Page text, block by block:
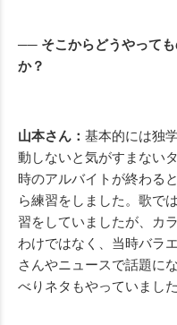
── そこからどうやって
か？
山本さん： 基本的には独
動しないと気がすまない
時のアルバイトが終わる
ら練習をしました。歌で
習をしていましたが、カ
わけではなく、当時バラ
さんやニュースで話題に
べりネタもやっていました